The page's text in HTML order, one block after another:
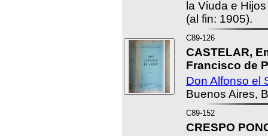
la Viuda e
(al fin: 1905).
C89-126
CASTELAR,
Francisco de
Don Alfonso el
Buenos Aires,
C89-152
CRESPO